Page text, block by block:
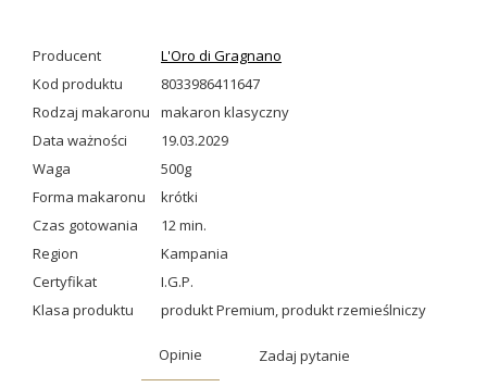
Producent
L'Oro di Gragnano
Kod produktu
8033986411647
Rodzaj makaronu
makaron klasyczny
Data ważności
19.03.2029
Waga
500g
Forma makaronu
krótki
Czas gotowania
12 min.
Region
Kampania
Certyfikat
I.G.P.
Klasa produktu
produkt Premium,produkt rzemieślniczy
Opinie Zadaj pytanie